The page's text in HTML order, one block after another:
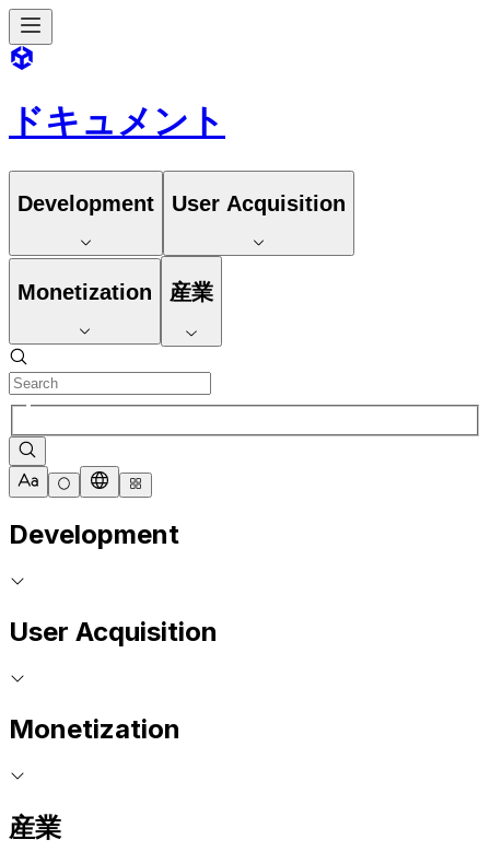
ドキュメント
Development User Acquisition
Monetization 産業
Development
User Acquisition
Monetization
産業